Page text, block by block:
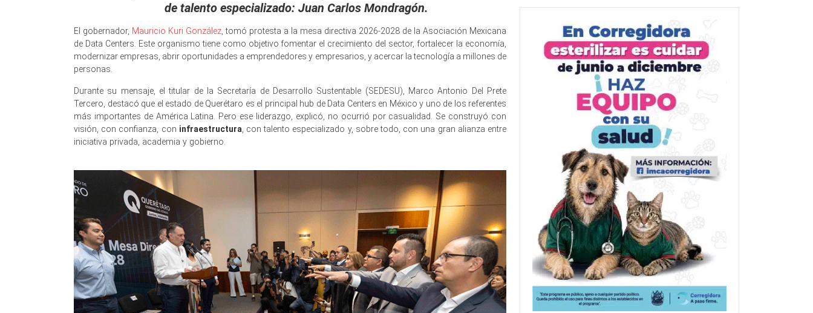
de talento especializado: Juan Carlos Mondragón.
El gobernador, Mauricio Kuri González , tomó protesta a la mesa directiva 2026-2028 de la Asociación Mexicana
de Data Centers. Este organismo tiene como objetivo fomentar el crecimiento del sector, fortalecer la economía,
modernizar empresas, abrir oportunidades a emprendedores y empresarios, y acercar la tecnología a millones de
personas.
Durante su mensaje, el titular de la Secretaría de Desarrollo Sustentable (SEDESU), Marco Antonio Del Prete
Tercero, destacó que el estado de Querétaro es el principal hub de Data Centers en México y uno de los referentes
más importantes de América Latina. Pero ese liderazgo, explicó, no ocurrió por casualidad. Se construyó con
visión, con confianza, con infraestructura , con talento especializado y, sobre todo, con una gran alianza entre
iniciativa privada, academia y gobierno.